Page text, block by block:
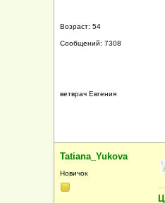
Возраст: 54
Сообщений: 7308
ветврач Евгения
Tatiana_Yukova
Новичок